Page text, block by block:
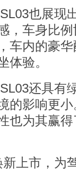
也展现
，车身比
车内的豪
体验。
还具有
的影响更
也为其赢
上市，为